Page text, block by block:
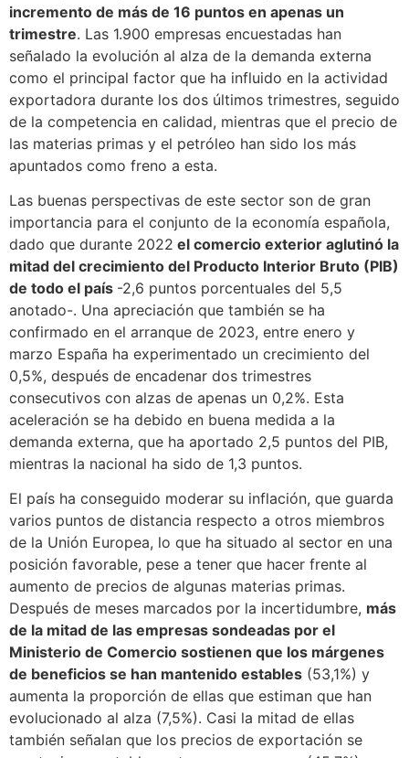
incremento de más de 16 puntos en apenas un
trimestre. Las 1.900 empresas encuestadas han
señalado la evolución al alza de la demanda externa
como el principal factor que ha influido en la actividad
exportadora durante los dos últimos trimestres, seguido
de la competencia en calidad, mientras que el precio de
las materias primas y el petróleo han sido los más
apuntados como freno a esta.
Las buenas perspectivas de este sector son de gran
importancia para el conjunto de la economía española,
dado que durante 2022 el comercio exterior aglutinó la
mitad del crecimiento del Producto Interior Bruto (PIB)
de todo el país -2,6 puntos porcentuales del 5,5
anotado-. Una apreciación que también se ha
confirmado en el arranque de 2023, entre enero y
marzo España ha experimentado un crecimiento del
0,5%, después de encadenar dos trimestres
consecutivos con alzas de apenas un 0,2%. Esta
aceleración se ha debido en buena medida a la
demanda externa, que ha aportado 2,5 puntos del PIB,
mientras la nacional ha sido de 1,3 puntos.
El país ha conseguido moderar su inflación, que guarda
varios puntos de distancia respecto a otros miembros
de la Unión Europea, lo que ha situado al sector en una
posición favorable, pese a tener que hacer frente al
aumento de precios de algunas materias primas.
Después de meses marcados por la incertidumbre, más
de la mitad de las empresas sondeadas por el
Ministerio de Comercio sostienen que los márgenes
de beneficios se han mantenido estables (53,1%) y
aumenta la proporción de ellas que estiman que han
evolucionado al alza (7,5%). Casi la mitad de ellas
también señalan que los precios de exportación se